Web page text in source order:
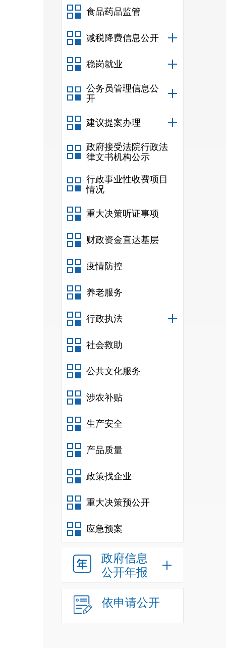
食品药品监管
减税降费信息公开
稳岗就业
公务员管理信息公
开
建议提案办理
政府接受法院行政法
律文书机构公示
行政事业性收费项目
情况
重大决策听证事项
财政资金直达基层
疫情防控
养老服务
行政执法
社会救助
公共文化服务
涉农补贴
生产安全
产品质量
政策找企业
重大决策预公开
应急预案
政府信息
公开年报
依申请公开